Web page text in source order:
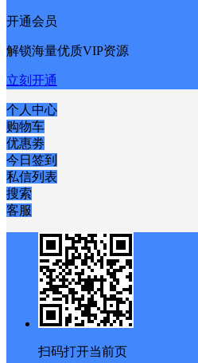
开通会员
解锁海量优质VIP资源
立刻开通
个人中心
购物车
优惠劵
今日签到
私信列表
搜索
客服
扫码打开当前页